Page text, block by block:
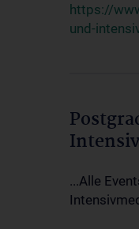
https://
und-
...Alle